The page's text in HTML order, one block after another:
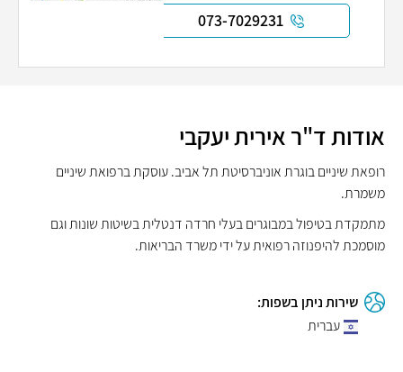
073-7029231
אודות ד"ר אירית יעקבי
רופאת שיניים בוגרת אוניברסיטת תל אביב. עוסקת ברפואת שיניים
משמרת.
מתמקדת בטיפול במבוגרים בעלי חרדה דנטלית בשיטות שונות וגם
מוסמכת להיפנוזה רפואית על ידי משרד הבריאות.
שירות ניתן בשפות:
עברית